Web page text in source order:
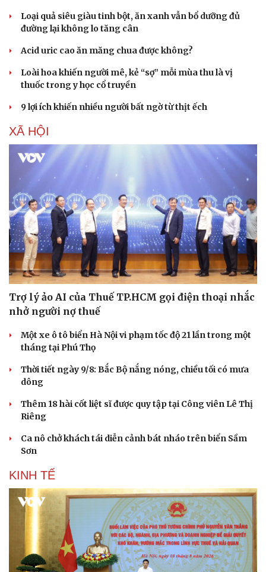
Văn hóa
Sân khấu - Điện ảnh
Văn học
Di sản
Nghệ sĩ
Loại quả siêu giàu tinh bột, ăn xanh vẫn bổ dưỡng đủ
đường lại không lo tăng cân
Acid uric cao ăn măng chua được không?
Loài hoa khiến người mê, kẻ “sợ” mỗi mùa thu là vị
thuốc trong y học cổ truyền
9 lợi ích khiến nhiều người bất ngờ từ thịt ếch
XÃ HỘI
Trợ lý ảo AI của Thuế TP.HCM gọi điện thoại nhắc
nhở người nợ thuế
Một xe ô tô biển Hà Nội vi phạm tốc độ 21 lần trong một
tháng tại Phú Thọ
Thời tiết ngày 9/8: Bắc Bộ nắng nóng, chiều tối có mưa
dông
Thêm 18 hài cốt liệt sĩ được quy tập tại Công viên Lê Thị
Riêng
Ca nô chở khách tái diễn cảnh bát nháo trên biển Sầm
Sơn
KINH TẾ